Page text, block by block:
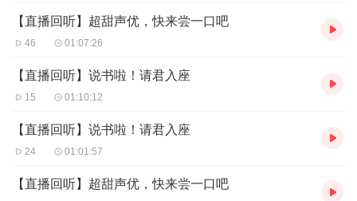
【直播回听】超甜声优，快来尝一口吧
46 01:07:26
【直播回听】说书啦！请君入座
15 01:10:12
【直播回听】说书啦！请君入座
24 01:01:57
【直播回听】超甜声优，快来尝一口吧